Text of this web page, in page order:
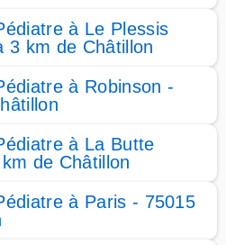
à Le Plessis
3 km de Châtillon
à Robinson -
à La Butte
de Châtillon
à Paris - 75015